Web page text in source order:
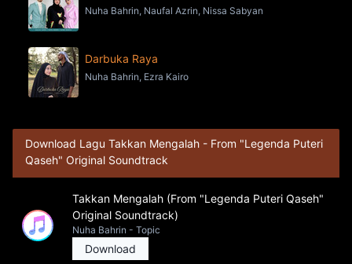
Nuha Bahrin, Naufal Azrin, Nissa Sabyan
Darbuka Raya
Nuha Bahrin, Ezra Kairo
Download Lagu Takkan Mengalah - From "Legenda Puteri
Qaseh" Original Soundtrack
Takkan Mengalah (From "Legenda Puteri Qaseh"
Original Soundtrack)
Nuha Bahrin - Topic
Download